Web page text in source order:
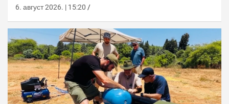
6. август 2026. | 15:20